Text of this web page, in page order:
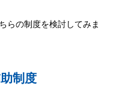
らの制度を検討してみま
制度